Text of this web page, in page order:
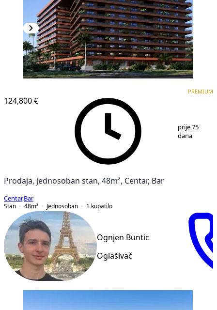
124,800 €
PREMIUM
prije 75
dana
Prodaja, jednosoban stan, 48m², Centar, Bar
Centar,Bar
Stan
48m² Jednosoban 1 kupatilo
Ognjen Buntic
Oglašivač